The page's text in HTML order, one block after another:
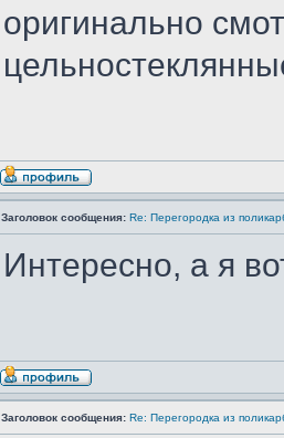
оригинально
Заголовок сообщения: Re: Перегородка из
Интересно, а я
Заголовок сообщения: Re: Перегородка из